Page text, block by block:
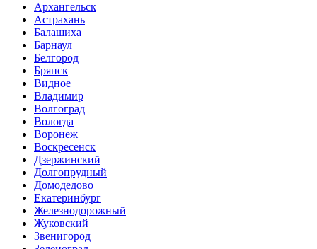
Архангельск
Астрахань
Балашиха
Барнаул
Белгород
Брянск
Видное
Владимир
Волгоград
Вологда
Воронеж
Воскресенск
Дзержинский
Долгопрудный
Домодедово
Екатеринбург
Железнодорожный
Жуковский
Звенигород